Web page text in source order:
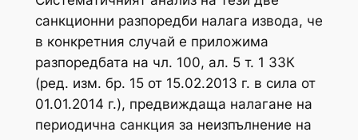
санкционни разпоредби налага извода, че
в конкретния случай е приложима
разпоредбата на чл. 100, ал. 5 т. 1 ЗЗК
(ред. изм. бр. 15 от 15.02.2013 г. в сила от
01.01.2014 г.), предвиждаща налагане на
периодична санкция за неизпълнение на